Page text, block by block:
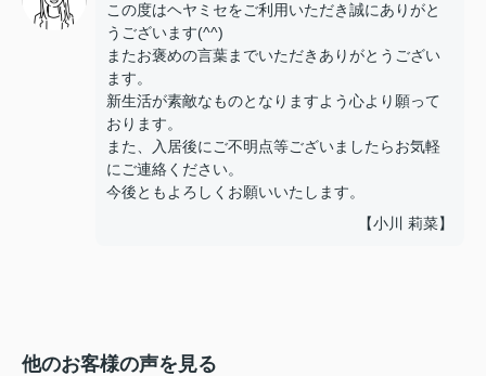
この度はヘヤミセをご利用いただき誠にありがと
うございます(^^)
またお褒めの言葉までいただきありがとうござい
ます。
新生活が素敵なものとなりますよう心より願って
おります。
また、入居後にご不明点等ございましたらお気軽
にご連絡ください。
今後ともよろしくお願いいたします。
【小川 莉菜】
他のお客様の声を見る